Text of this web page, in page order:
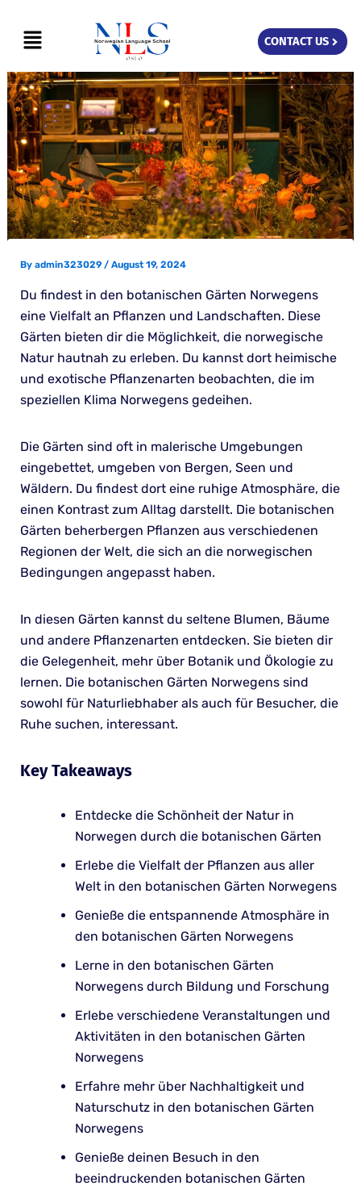
content
Menu CONTACT US
By admin323029 / August 19, 2024
Du findest in den botanischen Gärten Norwegens
eine Vielfalt an Pflanzen und Landschaften. Diese
Gärten bieten dir die Möglichkeit, die norwegische
Natur hautnah zu erleben. Du kannst dort heimische
und exotische Pflanzenarten beobachten, die im
speziellen Klima Norwegens gedeihen.
Die Gärten sind oft in malerische Umgebungen
eingebettet, umgeben von Bergen, Seen und
Wäldern. Du findest dort eine ruhige Atmosphäre, die
einen Kontrast zum Alltag darstellt. Die botanischen
Gärten beherbergen Pflanzen aus verschiedenen
Regionen der Welt, die sich an die norwegischen
Bedingungen angepasst haben.
In diesen Gärten kannst du seltene Blumen, Bäume
und andere Pflanzenarten entdecken. Sie bieten dir
die Gelegenheit, mehr über Botanik und Ökologie zu
lernen. Die botanischen Gärten Norwegens sind
sowohl für Naturliebhaber als auch für Besucher, die
Ruhe suchen, interessant.
Key Takeaways
Entdecke die Schönheit der Natur in
Norwegen durch die botanischen Gärten
Erlebe die Vielfalt der Pflanzen aus aller
Welt in den botanischen Gärten Norwegens
Genieße die entspannende Atmosphäre in
den botanischen Gärten Norwegens
Lerne in den botanischen Gärten
Norwegens durch Bildung und Forschung
Erlebe verschiedene Veranstaltungen und
Aktivitäten in den botanischen Gärten
Norwegens
Erfahre mehr über Nachhaltigkeit und
Naturschutz in den botanischen Gärten
Norwegens
Genieße deinen Besuch in den
beeindruckenden botanischen Gärten